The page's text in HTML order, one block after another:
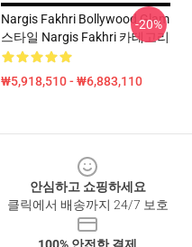
Nargis Fakhri Bollywood Glam
스타일 Nargis Fakhri 카테고리
₩5,918,510 - ₩6,883,110
-20%
안심하고 쇼핑하세요
클릭에서 배송까지 24/7 보호